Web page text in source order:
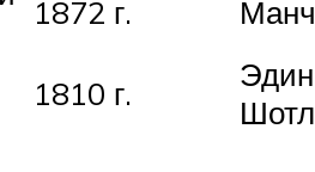
1872 г.
1810 г.